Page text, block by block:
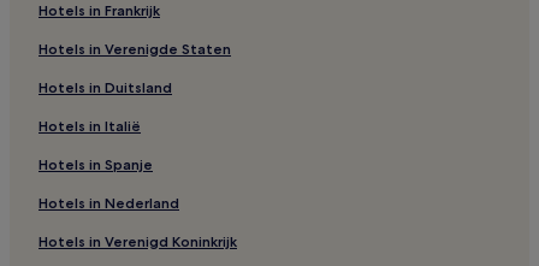
Strand in Egypte
Familie in Egypte
Spa in Egypte
Hotels in Egypte
Hotels in Ghana
Hotels in Mauritius
Hotels met zwembad in Seychellen
Hotels in Frankrijk
Hotels in Verenigde Staten
Hotels in Duitsland
Hotels in Italië
Hotels in Spanje
Hotels in Nederland
Hotels in Verenigd Koninkrijk